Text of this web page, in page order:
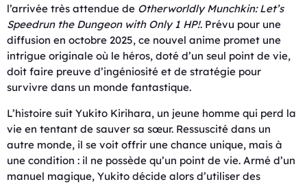
l’arrivée très attendue de Otherworldly Munchkin: Let’s
Speedrun the Dungeon with Only 1 HP!. Prévu pour une
diffusion en octobre 2025, ce nouvel anime promet une
intrigue originale où le héros, doté d’un seul point de vie,
doit faire preuve d’ingéniosité et de stratégie pour
survivre dans un monde fantastique.
L’histoire suit Yukito Kirihara, un jeune homme qui perd la
vie en tentant de sauver sa sœur. Ressuscité dans un
autre monde, il se voit offrir une chance unique, mais à
une condition : il ne possède qu’un point de vie. Armé d’un
manuel magique, Yukito décide alors d’utiliser des